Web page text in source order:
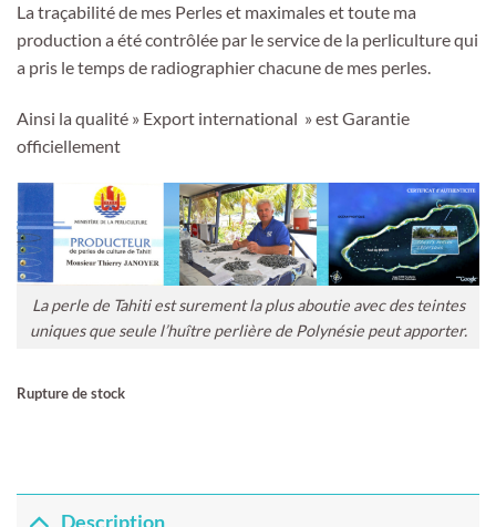
La traçabilité de mes Perles et maximales et toute ma
production a été contrôlée par le service de la perliculture qui
a pris le temps de radiographier chacune de mes perles.
Ainsi la qualité » Export international » est Garantie
officiellement
La perle de Tahiti est surement la plus aboutie avec des teintes
uniques que seule l’huître perlière de Polynésie peut apporter.
Rupture de stock
Description